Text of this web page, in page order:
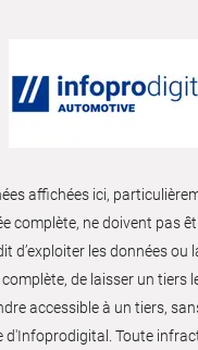
affichées ici,
complète, ne doivent pas
d’exploiter les données ou
de laisser un tiers
accessible à un tiers,
d'Infoprodigital. Toute